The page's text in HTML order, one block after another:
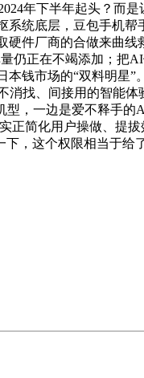
年下半年起头？而
统底层，豆包手机
件厂商的合做来曲
仍正在不竭添加；把
钱市场的“双料明星”
找、间接用的智能
，一边是爱不释手
正简化用户操做、提
，这个权限相当于给